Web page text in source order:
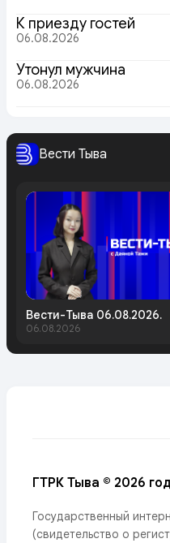
К приезду гостей
06.08.2026
Утонул мужчина
06.08.2026
Вести Тыва
Вести-Тыва 06.08.2026.
06.08.2026
ГТРК Тыва © 2026 год
Государственный
(свидетельство о